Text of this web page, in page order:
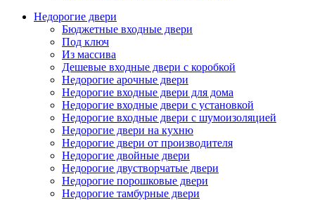
Недорогие двери
Бюджетные входные двери
Под ключ
Из массива
Дешевые входные двери с коробкой
Недорогие арочные двери
Недорогие входные двери для дома
Недорогие входные двери с установкой
Недорогие входные двери с шумоизоляцией
Недорогие двери на кухню
Недорогие двери от производителя
Недорогие двойные двери
Недорогие двустворчатые двери
Недорогие порошковые двери
Недорогие тамбурные двери